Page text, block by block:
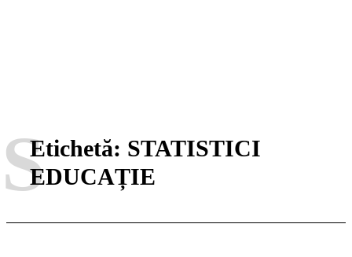
Etichetă: STATISTICI
EDUCAȚIE
S